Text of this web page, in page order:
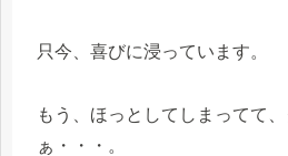
只今、喜びに浸っています。
もう、ほっとしてしまってて
ぁ・・・。